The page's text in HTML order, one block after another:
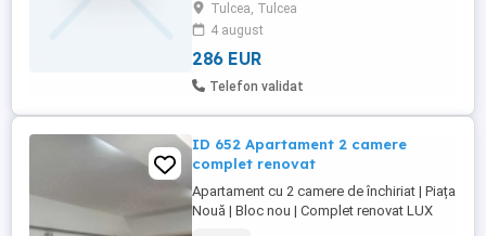
de companie!
Tulcea, Tulcea
4 august
286 EUR
Telefon validat
ID 652 Apartament 2 camere
complet renovat
Apartament cu 2 camere de închiriat | Piața
Nouă | Bloc nou | Complet renovat LUX